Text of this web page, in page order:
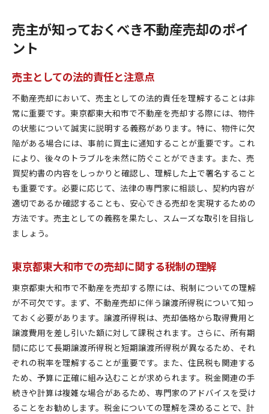
売主が知っておくべき不動産売却のポイ
ント
売主としての法的責任と注意点
不動産売却において、売主としての法的責任を理解することは非
常に重要です。東京都東大和市で不動産を売却する際には、物件
の状態について誠実に説明する義務があります。特に、物件に欠
陥がある場合には、事前に買主に通知することが重要です。これ
により、後々のトラブルを未然に防ぐことができます。また、売
買契約書の内容をしっかりと確認し、理解した上で署名すること
も重要です。必要に応じて、法律の専門家に相談し、契約内容が
適切であるか確認することも、安心できる売却を実現するための
方法です。売主としての義務を果たし、スムーズな取引を目指し
ましょう。
東京都東大和市での売却に関する税制の理解
東京都東大和市で不動産を売却する際には、税制についての理解
が不可欠です。まず、不動産売却に伴う譲渡所得税について知っ
ておく必要があります。譲渡所得税は、売却価格から取得費用と
譲渡費用を差し引いた額に対して課税されます。さらに、所有期
間に応じて長期譲渡所得税と短期譲渡所得税が異なるため、それ
ぞれの税率を理解することが重要です。また、住民税も関連する
ため、予算に正確に組み込むことが求められます。税金関連の手
続きや計算は複雑な場合があるため、専門家のアドバイスを受け
ることをお勧めします。税金についての理解を深めることで、計